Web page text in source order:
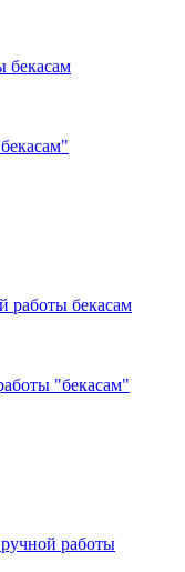
"бекасам"